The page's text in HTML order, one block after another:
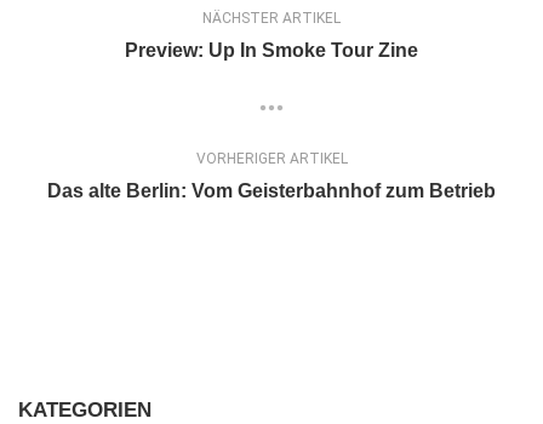
NÄCHSTER ARTIKEL
Preview: Up In Smoke Tour Zine
VORHERIGER ARTIKEL
Das alte Berlin: Vom Geisterbahnhof zum Betrieb
KATEGORIEN